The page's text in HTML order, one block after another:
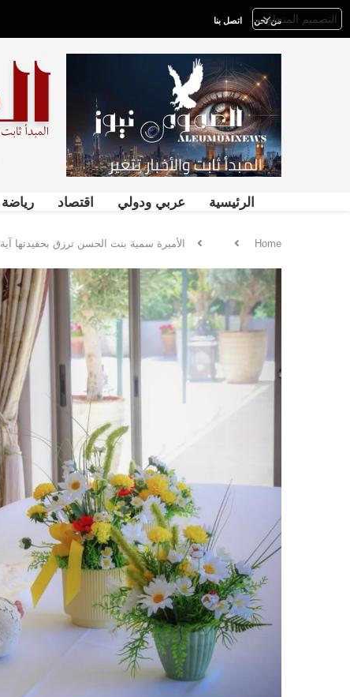
من نحن اتصل بنا
الرئيسية عربي ودولي اقتصاد رياضة
Home الأميرة سمية بنت الحسن ترزق بحفيدتها آية